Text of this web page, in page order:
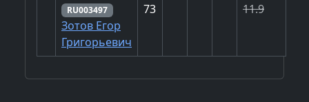
RU003497
Зотов Егор
Григорьевич
73 11.9